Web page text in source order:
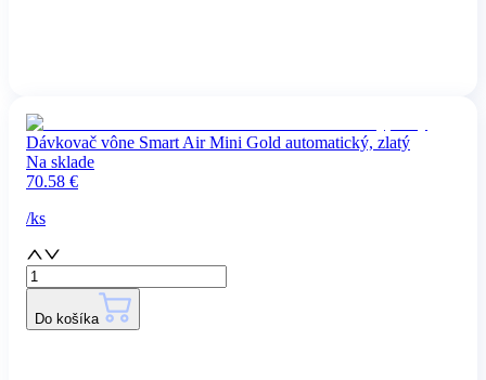
Dávkovač vône Smart Air Mini Gold automatický, zlatý
Na sklade
70.58 €
/ks
Do košíka